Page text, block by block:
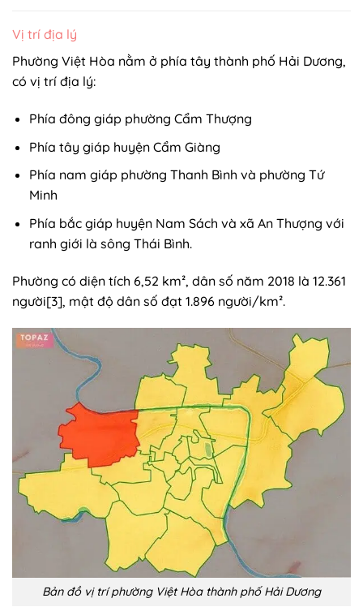
Vị trí địa lý
Phường Việt Hòa nằm ở phía tây thành phố Hải Dương,
có vị trí địa lý:
Phía đông giáp phường Cẩm Thượng
Phía tây giáp huyện Cẩm Giàng
Phía nam giáp phường Thanh Bình và phường Tứ
Minh
Phía bắc giáp huyện Nam Sách và xã An Thượng với
ranh giới là sông Thái Bình.
Phường có diện tích 6,52 km², dân số năm 2018 là 12.361
người[3], mật độ dân số đạt 1.896 người/km².
Bản đồ vị trí phường Việt Hòa thành phố Hải Dương